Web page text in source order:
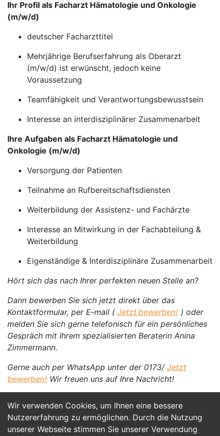
Wir verwenden Cookies, um Ihnen eine bessere
Nutzererfahrung zu ermöglichen. Durch die Nutzung
unserer Webseite stimmen Sie unserer Verwendung
Ihr Profil als Facharzt Hämatologie und Onkologie
(m/w/d)
deutscher Facharzttitel
Mehrjährige Berufserfahrung als Oberarzt
(m/w/d) ist erwünscht, jedoch keine
Voraussetzung
Teamfähigkeit und Verantwortungsbewusstsein
Interesse an interdisziplinärer Zusammenarbeit
Ihre Aufgaben als Facharzt Hämatologie und
Onkologie (m/w/d)
Versorgung der Patienten
Teilnahme an Rufbereitschaftsdiensten
Weiterbildung der Assistenz- und Fachärzte
Interesse an Mitwirkung in der Fachabteilung &
Weiterbildung
Eigenständige & Interdisziplinäre Zusammenarbeit
Hört sich das nach Ihrer perfekten neuen Stelle an?
Dann bewerben Sie sich jetzt direkt über das
Kontaktformular, per E-mail ( Jetzt bewerben! ) oder
melden Sie sich gerne telefonisch für ein persönliches
Gespräch mit Ihrem spezialisierten Beraterin Anina
Zimmermann.
Gerne auch per WhatsApp unter der 0173/ Jetzt
bewerben! Wir freuen uns auf Ihre Nachricht!
Jetzt Bewerben